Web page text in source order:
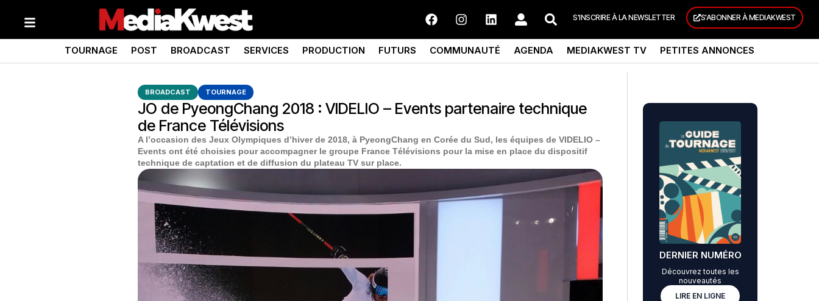
S'INSCRIRE À LA NEWSLETTER S'ABONNER À MEDIAKWEST
TOURNAGE POST BROADCAST SERVICES PRODUCTION FUTURS COMMUNAUTÉ AGENDA MEDIAKWEST TV PETITES ANNONCES
BROADCAST TOURNAGE
JO de PyeongChang 2018 : VIDELIO – Events partenaire technique
de France Télévisions
A l’occasion des Jeux Olympiques d’hiver de 2018, à PyeongChang en Corée du Sud, les équipes de VIDELIO –
Events ont été choisies pour accompagner le groupe France Télévisions pour la mise en place du dispositif
technique de captation et de diffusion du plateau TV sur place.
DERNIER NUMÉRO
Découvrez toutes les
nouveautés
LIRE EN LIGNE